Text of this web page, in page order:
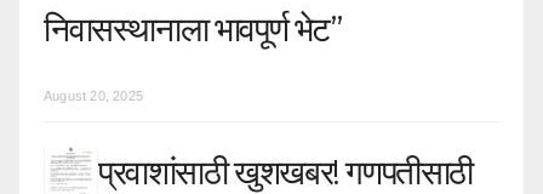
निवासस्थानाला भावपूर्ण भेट”
August 20, 2025
प्रवाशांसाठी खुशखबर! गणपतीसाठी